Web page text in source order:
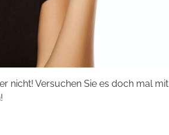
nicht! Versuchen Sie es doch mal mit